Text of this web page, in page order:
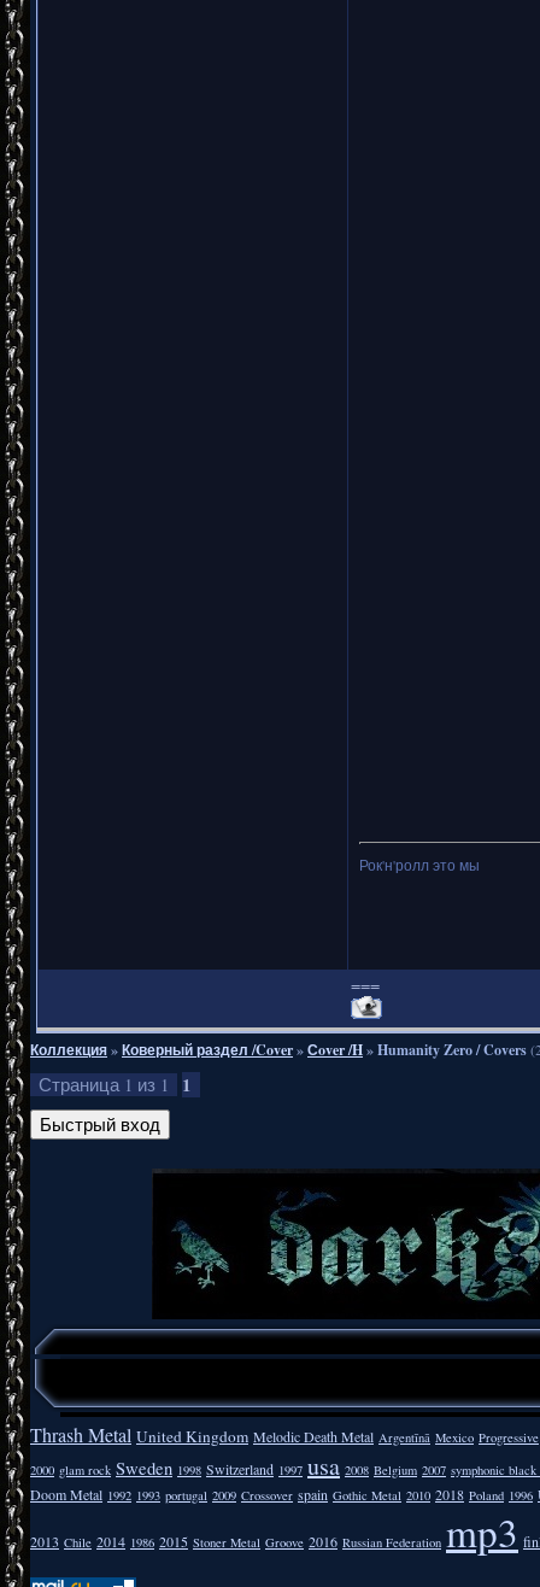
Рок'н'ролл это мы
===
Коллекция»Коверный раздел /Cover»Сover /H»Humanity Zero / Covers
Страница 1 из 1 1
Thrash Metal United Kingdom Melodic Death Metal Argentīnā Mexico Progressive
2000 glam rock Sweden 1998 Switzerland 1997 usa 2008 Belgium 2007 symphonic
Doom Metal 1992 1993 portugal 2009 Crossover spain Gothic Metal 2010 2018 Poland 1996
2013 Chile 2014 1986 2015 Stoner Metal Groove 2016 Russian Federation mp3